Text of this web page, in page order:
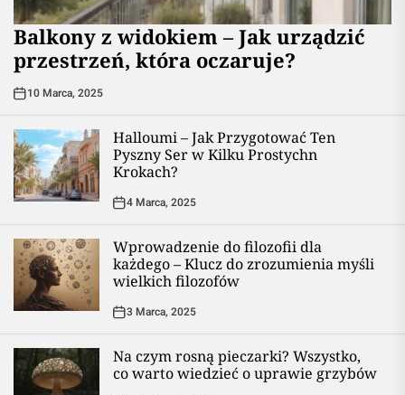
Balkony z widokiem – Jak urządzić
przestrzeń, która oczaruje?
10 Marca, 2025
Halloumi – Jak Przygotować Ten
Pyszny Ser w Kilku Prostychn
Krokach?
4 Marca, 2025
Wprowadzenie do filozofii dla
każdego – Klucz do zrozumienia myśli
wielkich filozofów
3 Marca, 2025
Na czym rosną pieczarki? Wszystko,
co warto wiedzieć o uprawie grzybów